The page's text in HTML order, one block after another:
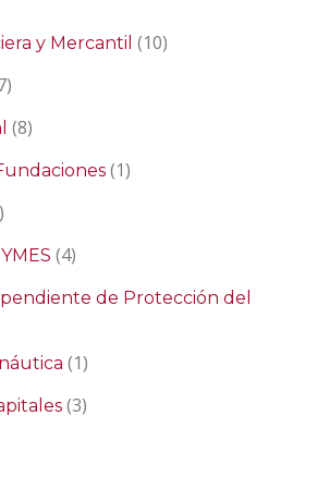
y Mercantil (10)
(8)
(1)
(4)
de Protección del
(1)
(3)